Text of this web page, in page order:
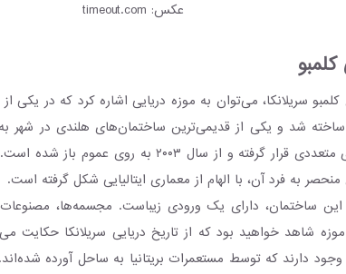
عکس: timeout.com
کلمبو سریلانکا، می‌توان به موزه دریایی اشاره کرد که در یکی
که در سال ۱۶۷۶ ساخته شد و یکی از قدیمی‌ترین ساختمان‌های هلندی در
تحت بازسازی‌های متعددی قرار گرفته و از سال
به فرد آن، با الهام از معماری ایتالیایی شکل گرفته است.
این ساختمان، دارای یک ورودی زیباست. مجسمه‌ها،
موزه شاهد خواهید بود که از تاریخ دریایی سریلانکا حکایت
وجود دارند که توسط مستعمرات بریتانیا به ساحل آورده